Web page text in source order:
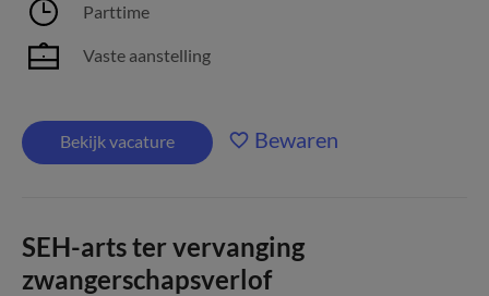
Parttime
Vaste aanstelling
Bekijk vacature Bewaren
SEH-arts ter vervanging
zwangerschapsverlof